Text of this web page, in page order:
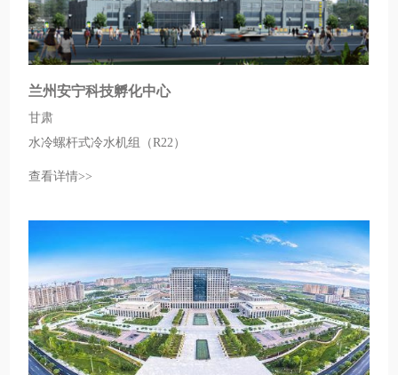
兰州安宁科技孵化中心
甘肃
水冷螺杆式冷水机组（R22）
查看详情>>